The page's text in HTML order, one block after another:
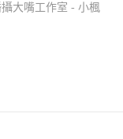
大嘴工作室 - 小楓